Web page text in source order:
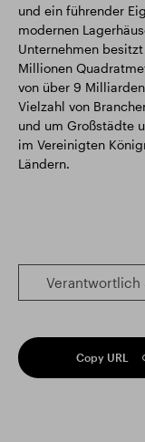
und ein führender
modernen
Unternehmen
Millionen
von über 9
Vielzahl von
und um Großstädte
im Vereinigten
Ländern.
Verantwortlich
Copy URL